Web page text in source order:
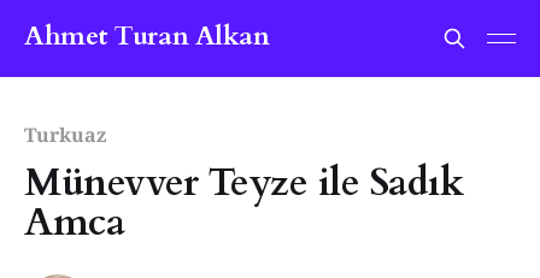
Ahmet Turan Alkan
Turkuaz
Münevver Teyze ile Sadık
Amca